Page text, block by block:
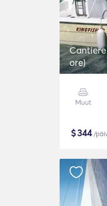
ore)
Muut
$344/